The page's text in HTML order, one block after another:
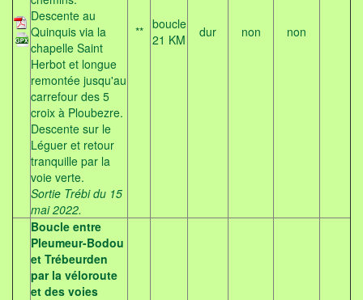
Descente au
Quinquis via la
chapelle Saint
Herbot et longue
remontée jusqu'au
carrefour des 5
croix à Ploubezre.
Descente sur le
Léguer et retour
tranquille par la
voie verte.
Sortie Trébi du 15
mai 2022.
** boucle
21 KM
dur non non
Boucle entre
Pleumeur-Bodou
et Trébeurden
par la véloroute
et des voies